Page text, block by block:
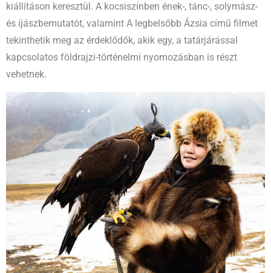
kiállításon keresztül. A kocsiszínben ének-, tánc-, solymász-
és íjászbemutatót, valamint A legbelsőbb Ázsia című filmet
tekinthetik meg az érdeklődők, akik egy, a tatárjárással
kapcsolatos földrajzi-történelmi nyomozásban is részt
vehetnek.